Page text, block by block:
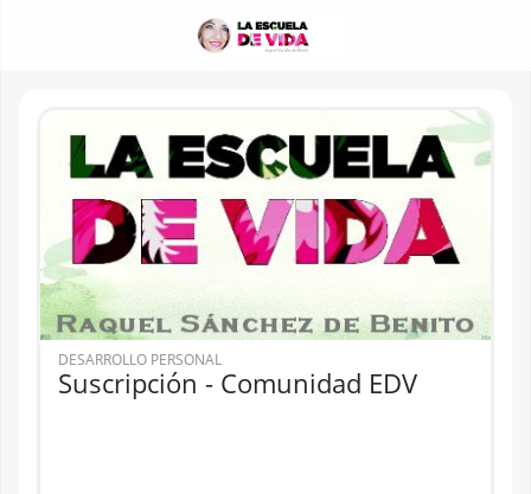
DESARROLLO PERSONAL
Suscripción - Comunidad EDV